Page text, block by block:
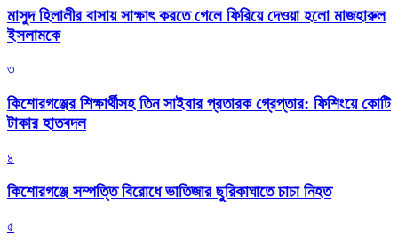
মাসুদ হিলালীর বাসায় সাক্ষাৎ করতে গেলে ফিরিয়ে দেওয়া হলো মাজহারুল
ইসলামকে
৩
কিশোরগঞ্জের শিক্ষার্থীসহ তিন সাইবার প্রতারক গ্রেপ্তার: ফিশিংয়ে কোটি
টাকার হাতবদল
৪
কিশোরগঞ্জে সম্পত্তি বিরোধে ভাতিজার ছুরিকাঘাতে চাচা নিহত
৫